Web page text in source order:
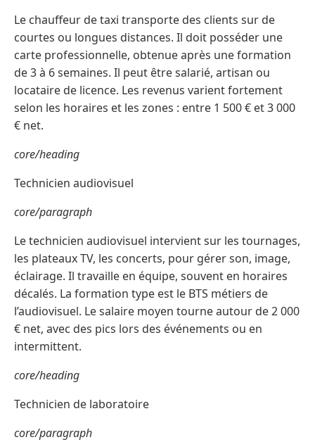
Le chauffeur de taxi transporte des clients sur de
courtes ou longues distances. Il doit posséder une
carte professionnelle, obtenue après une formation
de 3 à 6 semaines. Il peut être salarié, artisan ou
locataire de licence. Les revenus varient fortement
selon les horaires et les zones : entre 1 500 € et 3 000
€ net.
core/heading
Technicien audiovisuel
core/paragraph
Le technicien audiovisuel intervient sur les tournages,
les plateaux TV, les concerts, pour gérer son, image,
éclairage. Il travaille en équipe, souvent en horaires
décalés. La formation type est le BTS métiers de
l’audiovisuel. Le salaire moyen tourne autour de 2 000
€ net, avec des pics lors des événements ou en
intermittent.
core/heading
Technicien de laboratoire
core/paragraph